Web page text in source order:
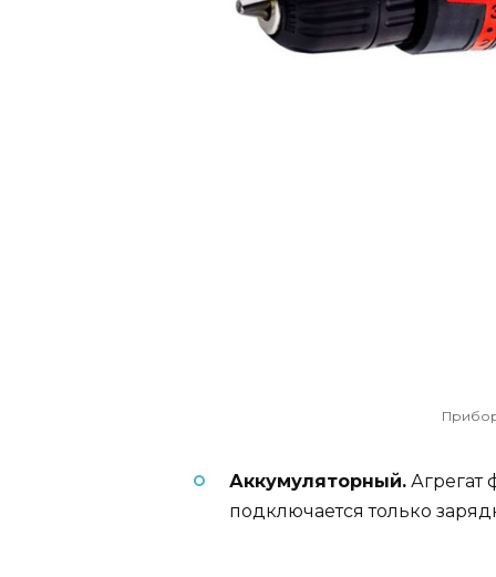
Аккумуляторный. Агрегат
подключается только